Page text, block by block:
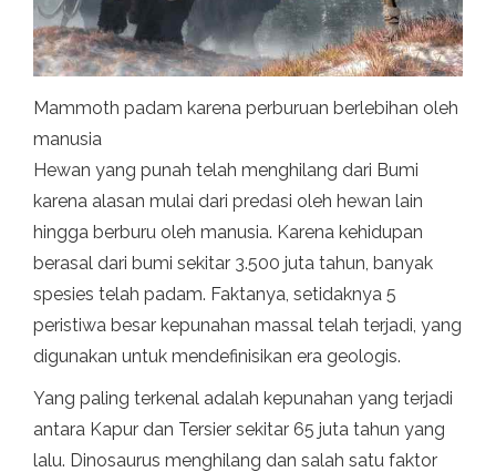
Mammoth padam karena perburuan berlebihan oleh
manusia
Hewan yang punah telah menghilang dari Bumi
karena alasan mulai dari predasi oleh hewan lain
hingga berburu oleh manusia. Karena kehidupan
berasal dari bumi sekitar 3.500 juta tahun, banyak
spesies telah padam. Faktanya, setidaknya 5
peristiwa besar kepunahan massal telah terjadi, yang
digunakan untuk mendefinisikan era geologis.
Yang paling terkenal adalah kepunahan yang terjadi
antara Kapur dan Tersier sekitar 65 juta tahun yang
lalu. Dinosaurus menghilang dan salah satu faktor